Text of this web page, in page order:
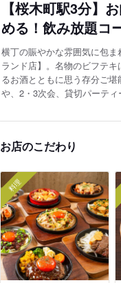
【桜木町駅3分】
める！飲み放題コ
横丁の賑やかな雰囲気に包
ランド店】。名物のビフテ
るお酒とともに思う存分ご
や、2・3次会、貸切パーテ
お店のこだわり
料理